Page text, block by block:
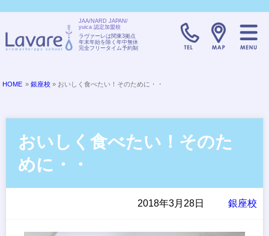
JAA/NARD JAPAN/
yuica 認定加盟校
ラヴァーレは関東3拠点
年末年始を除く年中無休
完全フリータイム予約制
TELL:0120-
HOME »銀座校 » おいしく食べたい！そのために・・
おいしく食べたい！そのた
めに・・
銀座校
2018年3月28日